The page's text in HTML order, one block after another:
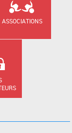
ASSOCIATIONS